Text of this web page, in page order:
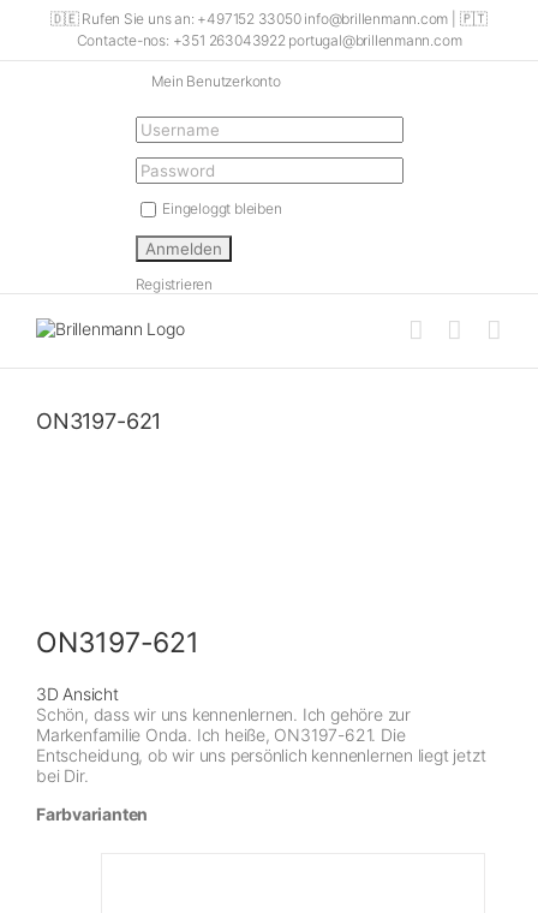
🇩🇪 Rufen Sie uns an: +497152 33050 info@brillenmann.com | 🇵🇹
Contacte-nos: +351 263043922 portugal@brillenmann.com
Mein Benutzerkonto
Eingeloggt bleiben
Registrieren
ON3197-621
ON3197-621
3D Ansicht
Schön, dass wir uns kennenlernen. Ich gehöre zur
Markenfamilie Onda. Ich heiße, ON3197-621. Die
Entscheidung, ob wir uns persönlich kennenlernen liegt jetzt
bei Dir.
Farbvarianten